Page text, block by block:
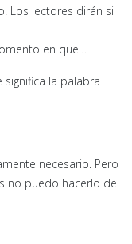
Los lectores dirán si
en que…
la palabra
necesario. Pero
no puedo hacerlo de